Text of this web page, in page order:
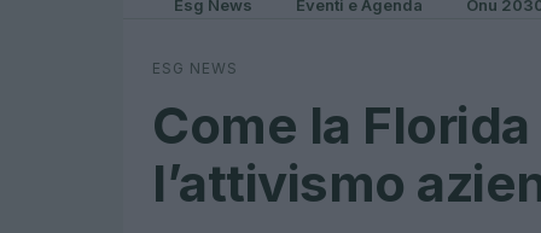
Esg News Eventi e Agenda Onu
ESG NEWS
Come la
l’attivismo